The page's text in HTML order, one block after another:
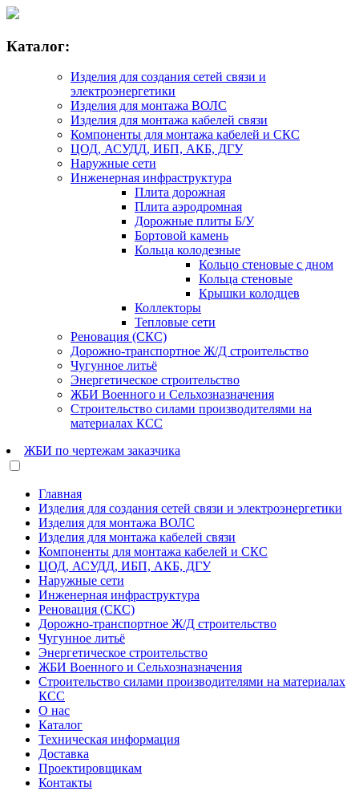
Каталог:
Изделия для создания сетей связи и
электроэнергетики
Изделия для монтажа ВОЛС
Изделия для монтажа кабелей связи
Компоненты для монтажа кабелей и СКС
ЦОД, АСУДД, ИБП, АКБ, ДГУ
Наружные сети
Инженерная инфраструктура
Плита дорожная
Плита аэродромная
Дорожные плиты Б/У
Бортовой камень
Кольца колодезные
Кольцо стеновые с дном
Кольца стеновые
Крышки колодцев
Коллекторы
Тепловые сети
Реновация (СКС)
Дорожно-транспортное Ж/Д строительство
Чугунное литьё
Энергетическое строительство
ЖБИ Военного и Сельхозназначения
Строительство силами производителями на
материалах КСС
ЖБИ по чертежам заказчика
Главная
Изделия для создания сетей связи и электроэнергетики
Изделия для монтажа ВОЛС
Изделия для монтажа кабелей связи
Компоненты для монтажа кабелей и СКС
ЦОД, АСУДД, ИБП, АКБ, ДГУ
Наружные сети
Инженерная инфраструктура
Реновация (СКС)
Дорожно-транспортное Ж/Д строительство
Чугунное литьё
Энергетическое строительство
ЖБИ Военного и Сельхозназначения
Строительство силами производителями на материалах
КСС
О нас
Каталог
Техническая информация
Доставка
Проектировщикам
Контакты